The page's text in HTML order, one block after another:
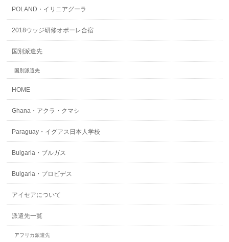
POLAND・イリニアグーラ
2018ウッジ研修オポーレ合宿
国別派遣先
国別派遣先
HOME
Ghana・アクラ・クマシ
Paraguay・イグアス日本人学校
Bulgaria・ブルガス
Bulgaria・プロビデス
アイセアについて
派遣先一覧
アフリカ派遣先